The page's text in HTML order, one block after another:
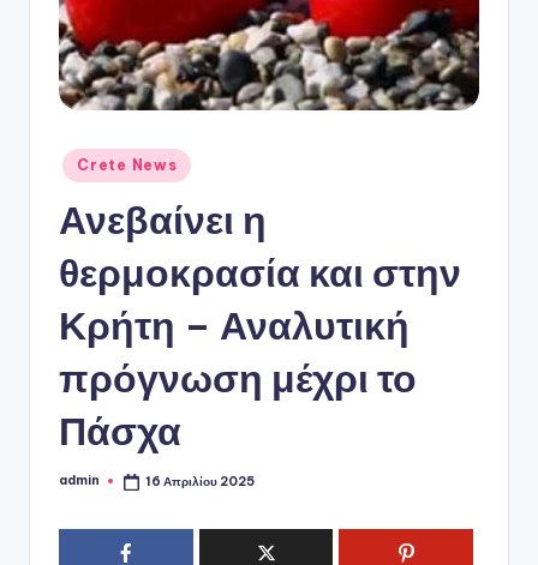
P
o
Αναρτήθηκε
σε
Crete News
Ανεβαίνει η
θερμοκρασία και στην
Κρήτη – Αναλυτική
πρόγνωση μέχρι το
Πάσχα
Συγγραφέας:
admin 16 Απριλίου 2025